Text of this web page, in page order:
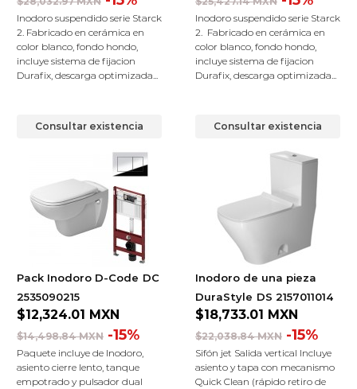
Inodoro suspendido serie Starck
2. Fabricado en cerámica en
color blanco, fondo hondo,
incluye sistema de fijacion
Durafix, descarga optimizada...
Consultar existencia
Inodoro suspendido serie Starck
2. Fabricado en cerámica en
color blanco, fondo hondo,
incluye sistema de fijacion
Durafix, descarga optimizada...
Consultar existencia
Pack Inodoro D-Code DC
2535090215
$12,324.01 MXN
$14,498.84 MXN -15%
Paquete incluye de Inodoro,
asiento cierre lento, tanque
empotrado y pulsador dual
Inodoro de una pieza
DuraStyle DS 2157011014
$18,733.01 MXN
$22,038.84 MXN -15%
Sifón jet Salida vertical Incluye
asiento y tapa con mecanismo
Quick Clean (rápido retiro de